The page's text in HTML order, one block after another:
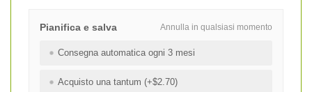
Annulla in qualsiasi momento
Pianifica e salva
Consegna automatica ogni 3 mesi
Acquisto una tantum (+$2.70)